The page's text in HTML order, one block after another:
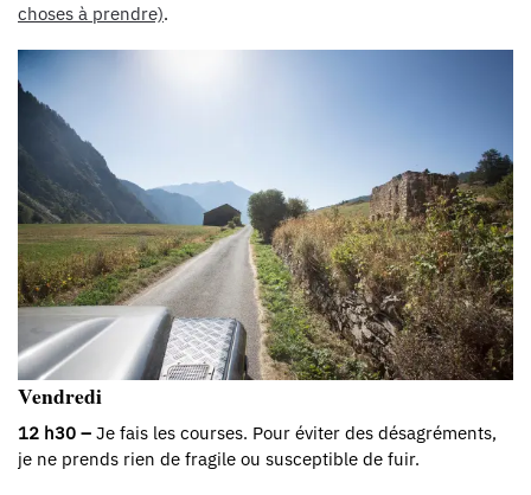
choses à prendre).
Vendredi
12 h30 – Je fais les courses. Pour éviter des désagréments,
je ne prends rien de fragile ou susceptible de fuir.